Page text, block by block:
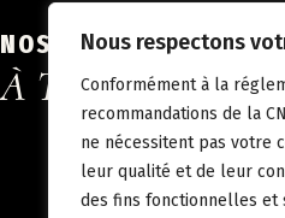
Nous respectons
Conformément à la
recommandations de la
ne nécessitent pas votre
leur qualité et de leur
des fins fonctionnelles et
NOS HÔTELS
À TRAVERS